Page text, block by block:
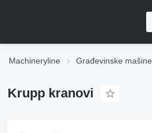
Machineryline Građevinske mašine
Krupp kranovi